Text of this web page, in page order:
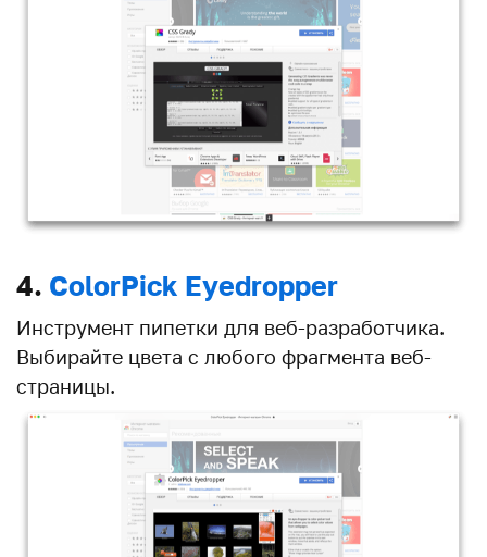
4. ColorPick Eyedropper
Инструмент пипетки для веб-разработчика.
Выбирайте цвета с любого фрагмента веб-
страницы.